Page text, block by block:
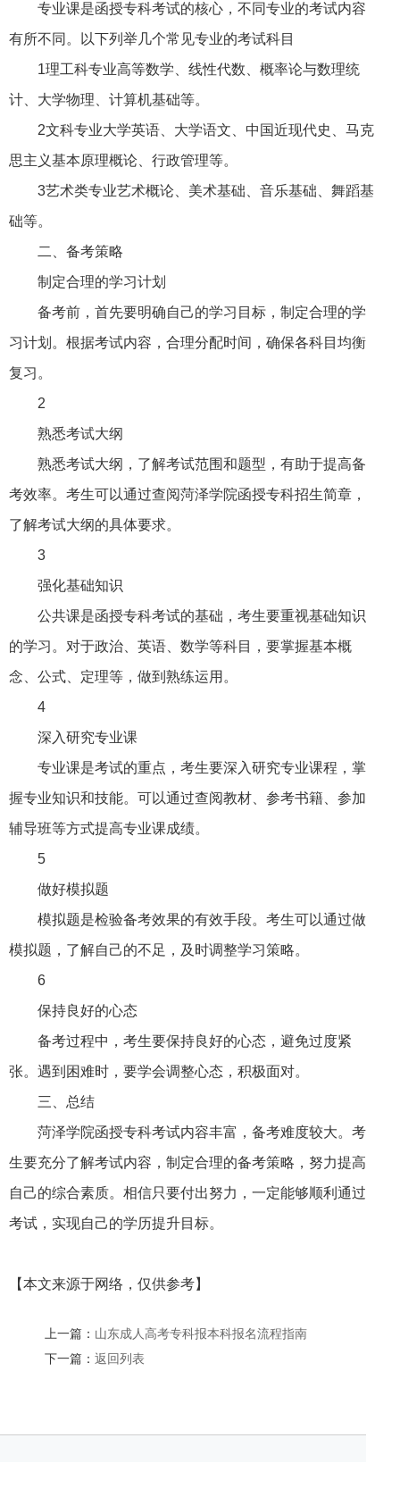
专业课是函授专科考试的核心，不同专业的考试内容
有所不同。以下列举几个常见专业的考试科目
1理工科专业高等数学、线性代数、概率论与数理统
计、大学物理、计算机基础等。
2文科专业大学英语、大学语文、中国近现代史、马克
思主义基本原理概论、行政管理等。
3艺术类专业艺术概论、美术基础、音乐基础、舞蹈基
础等。
二、备考策略
制定合理的学习计划
备考前，首先要明确自己的学习目标，制定合理的学
习计划。根据考试内容，合理分配时间，确保各科目均衡
复习。
2
熟悉考试大纲
熟悉考试大纲，了解考试范围和题型，有助于提高备
考效率。考生可以通过查阅菏泽学院函授专科招生简章，
了解考试大纲的具体要求。
3
强化基础知识
公共课是函授专科考试的基础，考生要重视基础知识
的学习。对于政治、英语、数学等科目，要掌握基本概
念、公式、定理等，做到熟练运用。
4
深入研究专业课
专业课是考试的重点，考生要深入研究专业课程，掌
握专业知识和技能。可以通过查阅教材、参考书籍、参加
辅导班等方式提高专业课成绩。
5
做好模拟题
模拟题是检验备考效果的有效手段。考生可以通过做
模拟题，了解自己的不足，及时调整学习策略。
6
保持良好的心态
备考过程中，考生要保持良好的心态，避免过度紧
张。遇到困难时，要学会调整心态，积极面对。
三、总结
菏泽学院函授专科考试内容丰富，备考难度较大。考
生要充分了解考试内容，制定合理的备考策略，努力提高
自己的综合素质。相信只要付出努力，一定能够顺利通过
考试，实现自己的学历提升目标。
【本文来源于网络，仅供参考】
上一篇： 山东成人高考专科报本科报名流程指南
下一篇： 返回列表